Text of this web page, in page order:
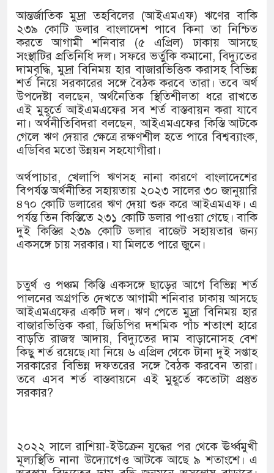
‘স্কুটি নাকি গোল্ড?’ ক্যাম্পেইনের
এর ফ্রিডম ব্র্যান্ড, বাড়ল ক্যাম্পেইনের
সংবিধান অনুযায়ী যথাসময়ে
১৫২২ পুলিশ সদস্যকে চাকরিতে
খিলক্ষেত থানা বিএনপির যুগ্ম
সার্ককে আরও গতিশীল করতে চায়
প্রেমের সম্পর্ক ছিন্ন না করায় মা-
প্রধানমন্ত্রীর সঙ্গে নবনিযুক্ত
অবশেষে পদত্যাগ করলেন ভারতের
জামায়াত ফেরেশতাদের দল নয়,
আন্তর্জাতিক মুদ্রা তহবিলের (আইএমএফ) ঋণের বাকি
২৩৯ কোটি ডলার বাংলাদেশ পাবে কিনা তা নিশ্চিত
করতে আগামী শনিবার (৫ এপ্রিল) ঢাকায় আসছে
সংস্থাটির প্রতিনিধি দল। সফরে ভর্তুকি কমানো, বিদ্যুতের
দামবৃদ্ধি, মুদ্রা বিনিময় হার বাজারভিত্তিক করাসহ বিভিন্ন
শর্ত নিয়ে সরকারের সঙ্গে বৈঠক করবে তারা। তবে অর্থ
উপদেষ্টা বলছেন, অর্থনৈতিক স্থিতিশীলতা ধরে রাখতে
এই মুহূর্তে আইএমএফের সব শর্ত বাস্তবায়ন করা যাবে
না। অর্থনীতিবিদরা বলছেন, আইএমএফের কিস্তি আটকে
গেলে ঋণ দেয়ার ক্ষেত্রে রক্ষণশীল হতে পারে বিশ্বব্যাংক,
এডিবির মতো উন্নয়ন সহযোগীরা।
অর্থপাচার, খেলাপি ঋণসহ নানা কারণে বাংলাদেশের
বিপর্যস্ত অর্থনীতির সহায়তায় ২০২৩ সালের ৩০ জানুয়ারি
৪৭০ কোটি ডলারের ঋণ দেয়া শুরু করে আইএমএফ। এ
পর্যন্ত তিন কিস্তিতে ২৩১ কোটি ডলার পাওয়া গেছে। বাকি
দুই কিস্তির ২৩৯ কোটি ডলার বাজেট সহায়তার জন্য
একসঙ্গে চায় সরকার। যা মিলতে পারে জুনে।
চতুর্থ ও পঞ্চম কিস্তি একসঙ্গে ছাড়ের আগে বিভিন্ন শর্ত
পালনের অগ্রগতি দেখতে আগামী শনিবার ঢাকায় আসছে
আইএমএফের একটি দল। ঋণ পেতে মুদ্রা বিনিময় হার
বাজারভিত্তিক করা, জিডিপির দশমিক পাঁচ শতাংশ হারে
বাড়তি রাজস্ব আদায়, বিদ্যুতের দাম বাড়ানোসহ বেশ
কিছু শর্ত রয়েছে।যা নিয়ে ৬ এপ্রিল থেকে টানা দুই সপ্তাহ
সরকারের বিভিন্ন দফতরের সঙ্গে বৈঠক করবেন তারা।
তবে এসব শর্ত বাস্তবায়নে এই মুহূর্তে কতোটা প্রস্তুত
সরকার?
২০২২ সালে রাশিয়া-ইউক্রেন যুদ্ধের পর থেকে ঊর্ধ্বমুখী
মূল্যস্থিতি নানা উদ্যোগেও আটকে আছে ৯ শতাংশে। এ